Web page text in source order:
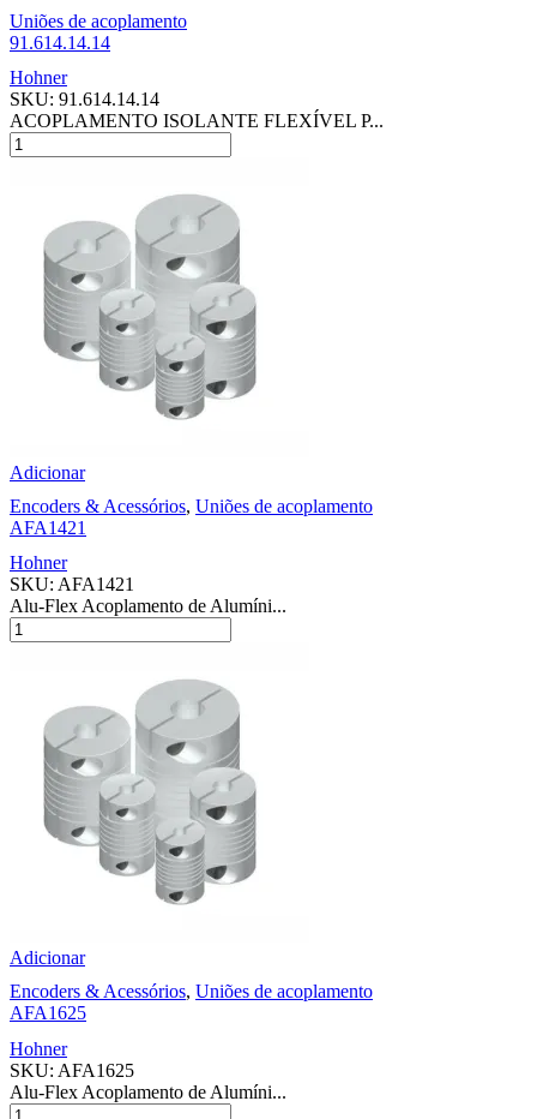
Uniões de acoplamento
91.614.14.14
Hohner
SKU: 91.614.14.14
ACOPLAMENTO ISOLANTE FLEXÍVEL P...
Adicionar
Encoders & Acessórios, Uniões de acoplamento
AFA1421
Hohner
SKU: AFA1421
Alu-Flex Acoplamento de Alumíni...
Adicionar
Encoders & Acessórios, Uniões de acoplamento
AFA1625
Hohner
SKU: AFA1625
Alu-Flex Acoplamento de Alumíni...